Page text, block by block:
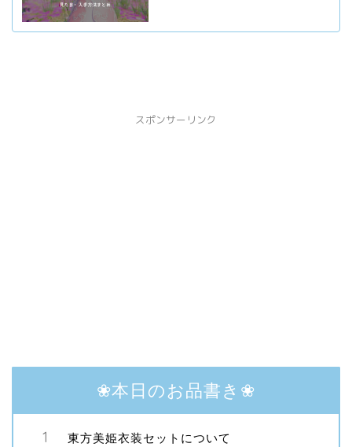
スポンサーリンク
❀本日のお品書き❀
東方美姫衣装セットについて